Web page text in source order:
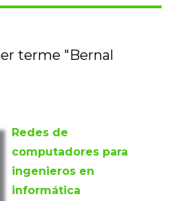
terme "Bernal
Redes de
computadores para
ingenieros en
informática